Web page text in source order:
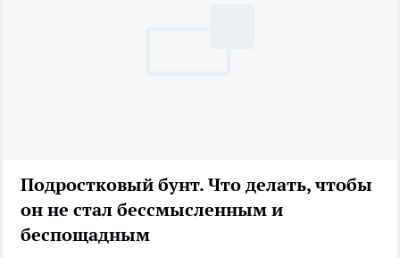
Подростковый бунт. Что делать, чтобы
он не стал бессмысленным и
беспощадным